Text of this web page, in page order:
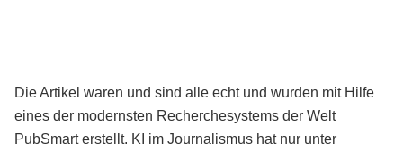
Die Artikel waren und sind alle echt und wurden mit Hilfe
eines der modernsten Recherchesystems der Welt
PubSmart erstellt. KI im Journalismus hat nur unter